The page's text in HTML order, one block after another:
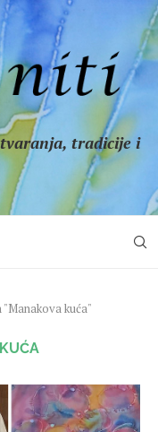
tradicije i
kuća"